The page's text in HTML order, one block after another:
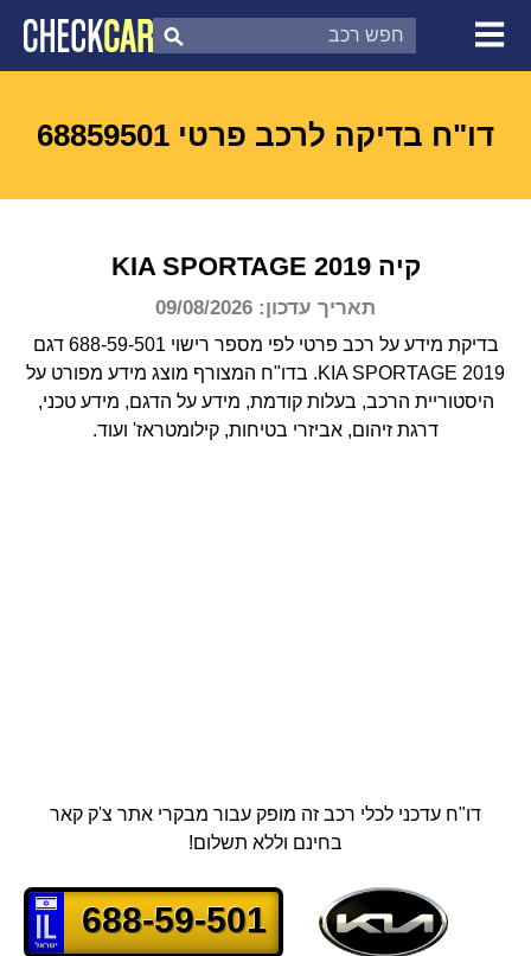
צ'ק קאר
דוח בדיקת רכב
דו"ח בדיקה לרכב פרטי 68859501
קיה KIA SPORTAGE 2019
תאריך עדכון: 09/08/2026
בדיקת מידע על רכב פרטי לפי מספר רישוי 688-59-501 דגם
KIA SPORTAGE 2019.
בדו"ח המצורף מוצג מידע מפורט על
היסטוריית הרכב, בעלות קודמת, מידע על הדגם, מידע טכני,
דרגת זיהום, אביזרי בטיחות, קילומטראז' ועוד.
דו"ח עדכני לכלי רכב זה מופק עבור מבקרי אתר צ'ק קאר
בחינם וללא תשלום!
688-59-501